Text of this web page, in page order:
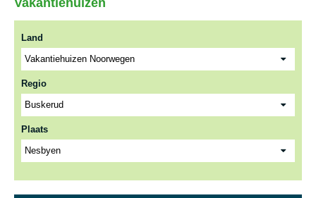
Vakantiehuizen
Land
Regio
Plaats